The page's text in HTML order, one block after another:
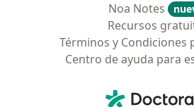
Noa Notes
Recursos
Términos y Condiciones
Centro de ayuda para